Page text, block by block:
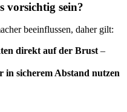
vorsichtig sein?
beeinflussen, daher gilt:
direkt auf der Brust –
in sicherem Abstand nutzen